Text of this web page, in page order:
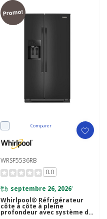
Promo!
Comparer
WRSF5536RB
0.0
septembre 26, 2026*
Whirlpool® Réfrigérateur
côte à côte à pleine
profondeur avec système de